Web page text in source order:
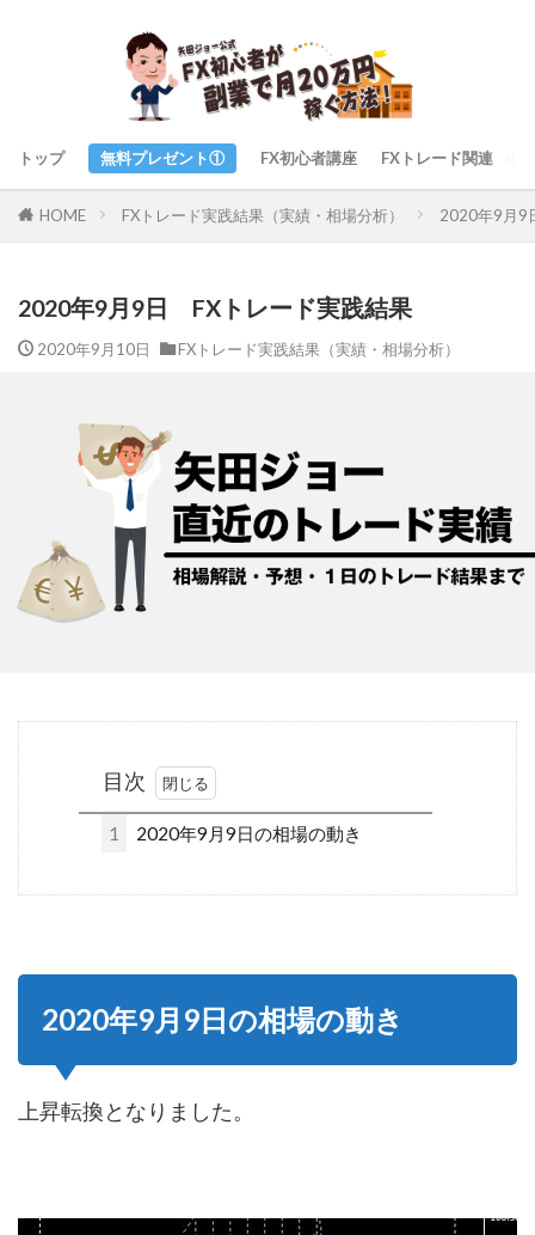
トップ 無料プレゼント① FX初心者講座 FXトレード関連
HOME FXトレード実践結果（実績・相場分析） 2020年9月9
2020年9月9日 FXトレード実践結果
2020年9月10日 FXトレード実践結果（実績・相場分析）
目次
1 2020年9月9日の相場の動き
2020年9月9日の相場の動き
上昇転換となりました。